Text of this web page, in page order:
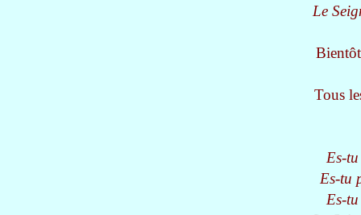
Le
Tous
Es-
Es-tu
Es-